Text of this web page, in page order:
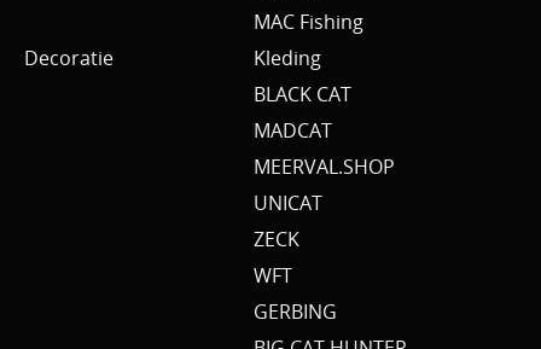
MAC Fishing
Decoratie
Kleding
BLACK CAT
MADCAT
MEERVAL.SHOP
UNICAT
ZECK
WFT
GERBING